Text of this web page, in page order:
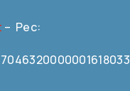
– Pec: